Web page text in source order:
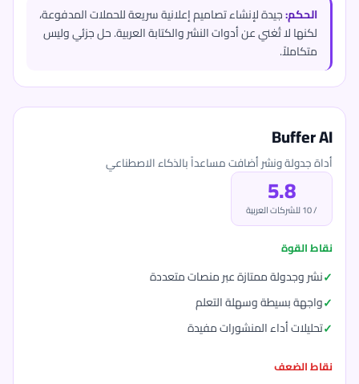
الحكم:جيدة لإنشاء تصاميم إعلانية سريعة للحملات المدفوعة،
لكنها لا تُغني عن أدوات النشر والكتابة العربية. حل جزئي وليس
متكاملاً.
Buffer AI
أداة جدولة ونشر أضافت مساعداً بالذكاء الاصطناعي
5.8 / 10 للشركات العربية
نقاط القوة
نشر وجدولة ممتازة عبر منصات متعددة
واجهة بسيطة وسهلة التعلم
تحليلات أداء المنشورات مفيدة
نقاط الضعف